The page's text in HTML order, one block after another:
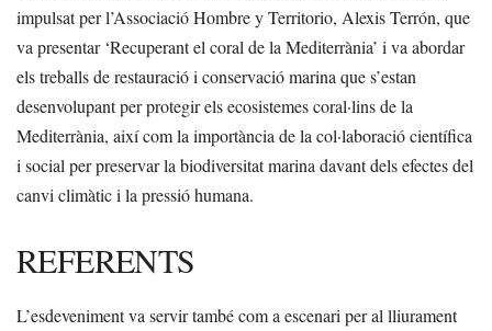
impulsat per l’Associació Hombre y Territorio, Alexis Terrón, que
va presentar ‘Recuperant el coral de la Mediterrània’ i va abordar
els treballs de restauració i conservació marina que s’estan
desenvolupant per protegir els ecosistemes coral·lins de la
Mediterrània, així com la importància de la col·laboració científica
i social per preservar la biodiversitat marina davant dels efectes del
canvi climàtic i la pressió humana.
REFERENTS
L’esdeveniment va servir també com a escenari per al lliurament